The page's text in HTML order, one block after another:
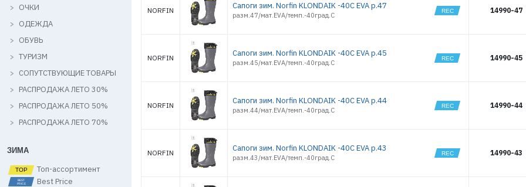
ОЧКИ
ОДЕЖДА
ОБУВЬ
ТУРИЗМ
СОПУТСТВУЮЩИЕ ТОВАРЫ
РАСПРОДАЖА ЛЕТО 30%
РАСПРОДАЖА ЛЕТО 50%
РАСПРОДАЖА ЛЕТО 70%
ЗИМА
Топ-ассортимент
Best Price
14982
14986
14989
14990
NORFIN Сапоги зим. Norfin KLONDAIK -40С EVA р.47
разм.47/мат.EVA/темп.-40град.С
14990-47
NORFIN Сапоги зим. Norfin KLONDAIK -40С EVA р.45
разм.45/мат.EVA/темп.-40град.С
14990-45
NORFIN Сапоги зим. Norfin KLONDAIK -40С EVA р.44
разм.44/мат.EVA/темп.-40град.С
14990-44
NORFIN Сапоги зим. Norfin KLONDAIK -40С EVA р.43
разм.43/мат.EVA/темп.-40град.С
14990-43